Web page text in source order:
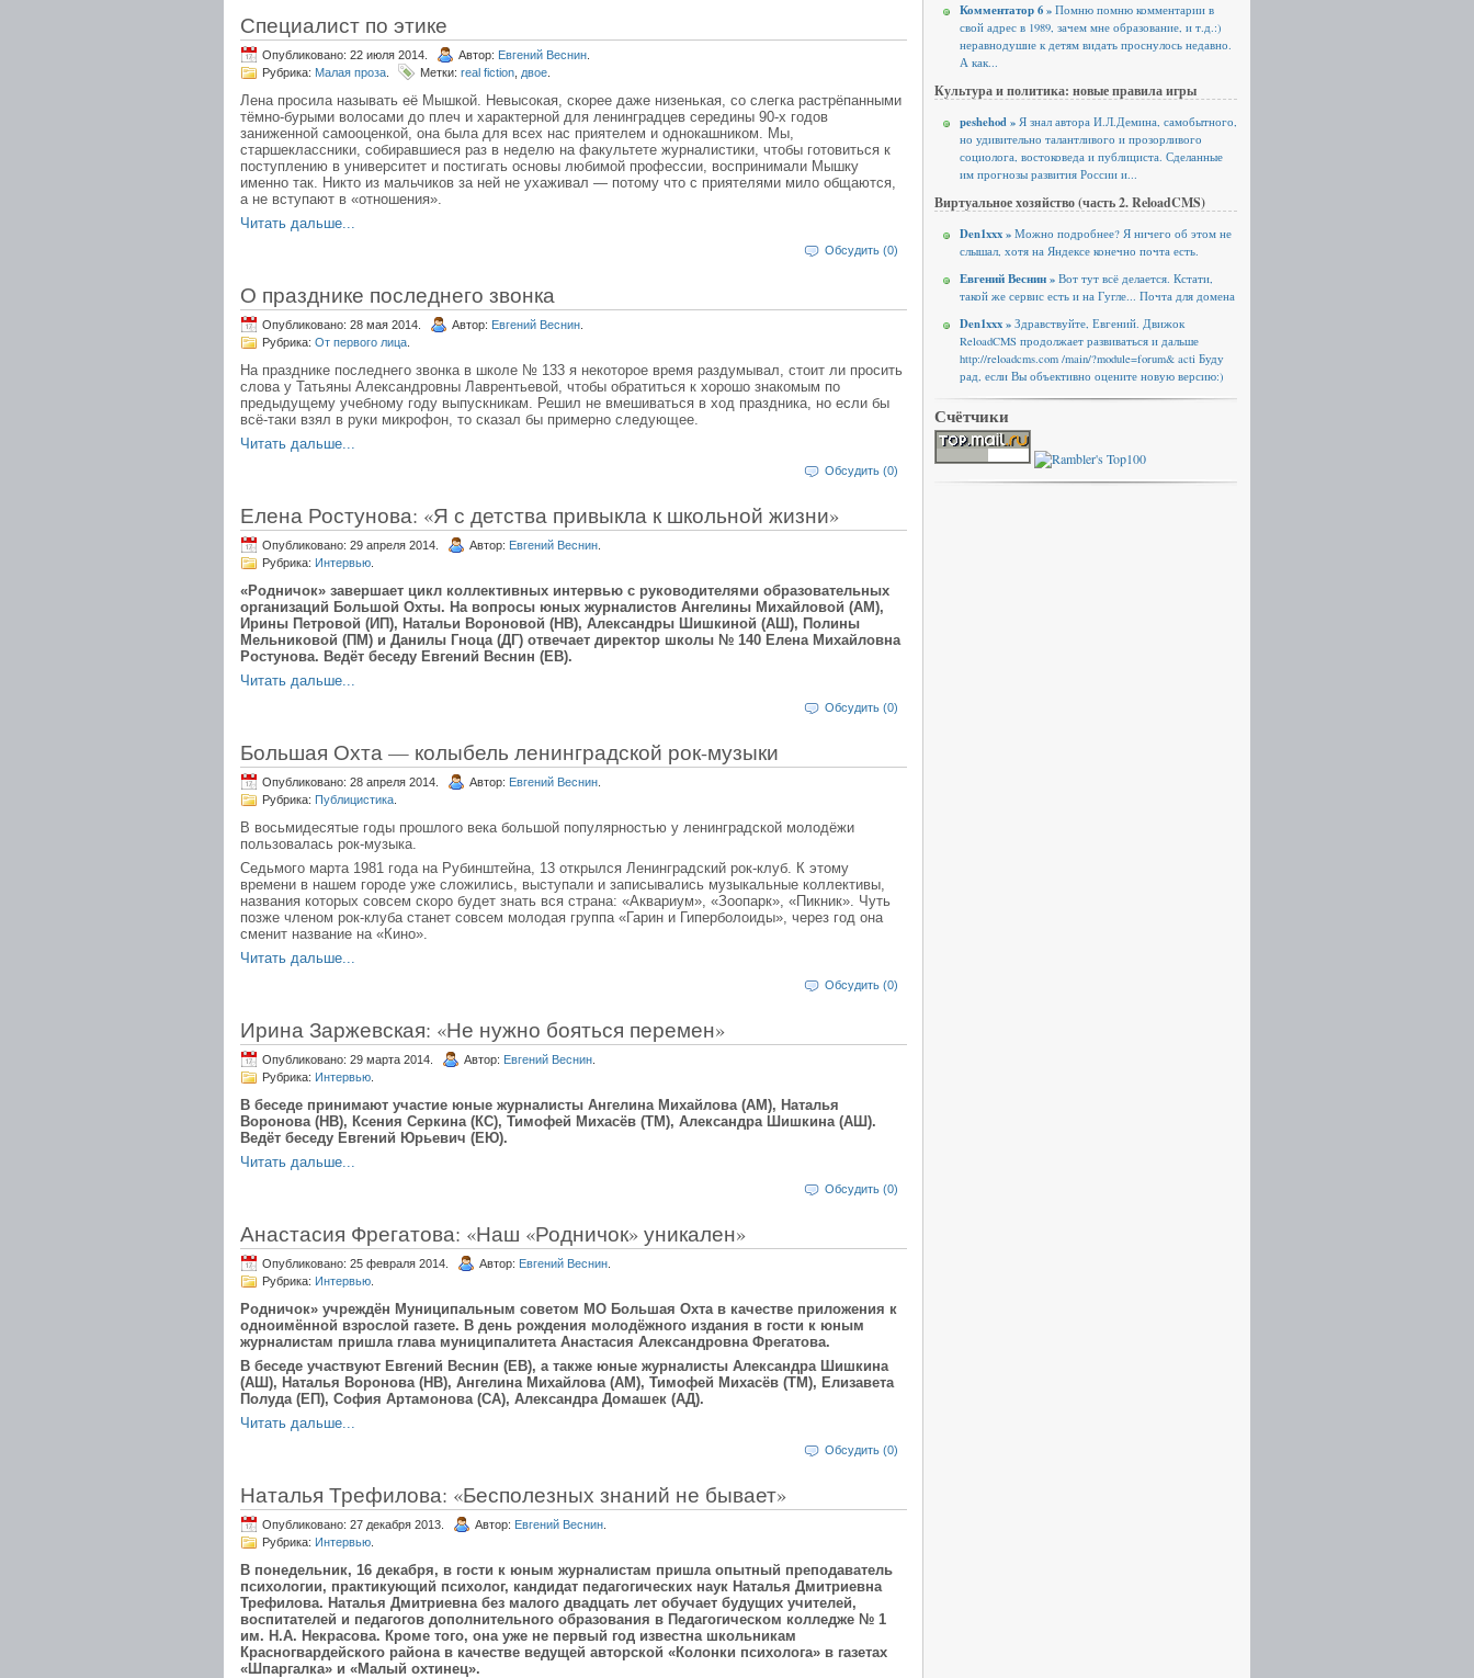
Специалист по этике
Опубликовано: 22 июля 2014. Автор: Евгений Веснин
Рубрика: Малая проза Метки: real fiction двое
Лена просила называть её Мышкой. Невысокая, скорее даже низенькая, со слегка растрёпанными
тёмно-бурыми волосами до плеч и характерной для ленинградцев середины 90-х годов
заниженной самооценкой, она была для всех нас приятелем и однокашником. Мы,
старшеклассники, собиравшиеся раз в неделю на факультете журналистики, чтобы готовиться к
поступлению в университет и постигать основы любимой профессии, воспринимали Мышку
именно так. Никто из мальчиков за ней не ухаживал — потому что с приятелями мило общаются,
а не вступают в «отношения».
Читать дальше...
Обсудить (0)
О празднике последнего звонка
Опубликовано: 28 мая 2014. Автор: Евгений Веснин
Рубрика: От первого лица
На празднике последнего звонка в школе № 133 я некоторое время раздумывал, стоит ли просить
слова у Татьяны Александровны Лаврентьевой, чтобы обратиться к хорошо знакомым по
предыдущему учебному году выпускникам. Решил не вмешиваться в ход праздника, но если бы
всё-таки взял в руки микрофон, то сказал бы примерно следующее.
Читать дальше...
Обсудить (0)
Елена Ростунова: «Я с детства привыкла к школьной жизни»
Опубликовано: 29 апреля 2014. Автор: Евгений Веснин
Рубрика: Интервью
«Родничок» завершает цикл коллективных интервью с руководителями образовательных
организаций Большой Охты. На вопросы юных журналистов Ангелины Михайловой (АМ),
Ирины Петровой (ИП), Натальи Вороновой (НВ), Александры Шишкиной (АШ), Полины
Мельниковой (ПМ) и Данилы Гноца (ДГ) отвечает директор школы № 140 Елена Михайловна
Ростунова. Ведёт беседу Евгений Веснин (ЕВ).
Читать дальше...
Обсудить (0)
Большая Охта — колыбель ленинградской рок-музыки
Опубликовано: 28 апреля 2014. Автор: Евгений Веснин
Рубрика: Публицистика
В восьмидесятые годы прошлого века большой популярностью у ленинградской молодёжи
пользовалась рок-музыка.
Седьмого марта 1981 года на Рубинштейна, 13 открылся Ленинградский рок-клуб. К этому
времени в нашем городе уже сложились, выступали и записывались музыкальные коллективы,
названия которых совсем скоро будет знать вся страна: «Аквариум», «Зоопарк», «Пикник». Чуть
позже членом рок-клуба станет совсем молодая группа «Гарин и Гиперболоиды», через год она
сменит название на «Кино».
Читать дальше...
Обсудить (0)
Ирина Заржевская: «Не нужно бояться перемен»
Опубликовано: 29 марта 2014. Автор: Евгений Веснин
Рубрика: Интервью
В беседе принимают участие юные журналисты Ангелина Михайлова (АМ), Наталья
Воронова (НВ), Ксения Серкина (КС), Тимофей Михасёв (ТМ), Александра Шишкина (АШ).
Ведёт беседу Евгений Юрьевич (ЕЮ).
Читать дальше...
Обсудить (0)
Анастасия Фрегатова: «Наш «Родничок» уникален»
Опубликовано: 25 февраля 2014. Автор: Евгений Веснин
Рубрика: Интервью
Родничок» учреждён Муниципальным советом МО Большая Охта в качестве приложения к
одноимённой взрослой газете. В день рождения молодёжного издания в гости к юным
журналистам пришла глава муниципалитета Анастасия Александровна Фрегатова.
В беседе участвуют Евгений Веснин (ЕВ), а также юные журналисты Александра Шишкина
(АШ), Наталья Воронова (НВ), Ангелина Михайлова (АМ), Тимофей Михасёв (ТМ), Елизавета
Полуда (ЕП), София Артамонова (СА), Александра Домашек (АД).
Читать дальше...
Обсудить (0)
Наталья Трефилова: «Бесполезных знаний не бывает»
Опубликовано: 27 декабря 2013. Автор: Евгений Веснин
Рубрика: Интервью
В понедельник, 16 декабря, в гости к юным журналистам пришла опытный преподаватель
психологии, практикующий психолог, кандидат педагогических наук Наталья Дмитриевна
Трефилова. Наталья Дмитриевна без малого двадцать лет обучает будущих учителей,
воспитателей и педагогов дополнительного образования в Педагогическом колледже № 1
им. Н.А. Некрасова. Кроме того, она уже не первый год известна школьникам
Красногвардейского района в качестве ведущей авторской «Колонки психолога» в газетах
«Шпаргалка» и «Малый охтинец».
Комментатор 6 » Помню помню комментарии в
свой адрес в 1989, зачем мне образование, и т.д.:)
неравнодушие к детям видать проснулось недавно.
А как...
Культура и политика: новые правила игры
peshehod » Я знал автора И.Л.Демина, самобытного,
но удивительно талантливого и прозорливого
социолога, востоковеда и публициста. Сделанные
им прогнозы развития России и...
Виртуальное хозяйство (часть 2. ReloadCMS)
Den1xxx » Можно подробнее? Я ничего об этом не
слышал, хотя на Яндексе конечно почта есть.
Евгений Веснин » Вот тут всё делается. Кстати,
такой же сервис есть и на Гугле... Почта для домена
Den1xxx » Здравствуйте, Евгений. Движок
ReloadCMS продолжает развиваться и дальше
http://reloadcms.com /main/?module=forum& acti Буду
рад, если Вы объективно оцените новую версию:)
Счётчики